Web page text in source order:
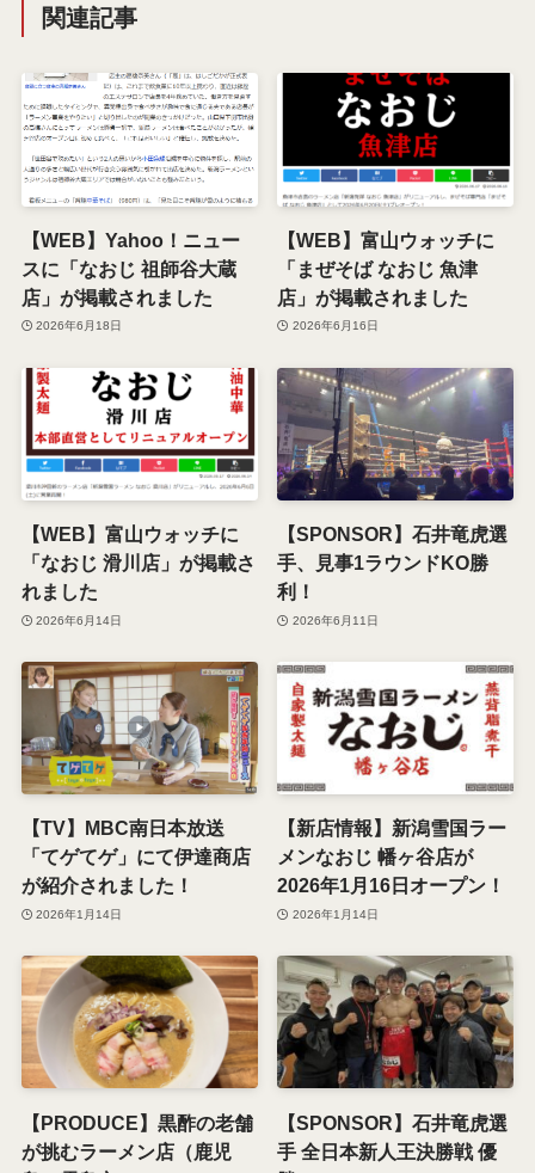
関連記事
【WEB】Yahoo！ニュー
スに「なおじ 祖師谷大蔵
店」が掲載されました
2026年6月18日
【WEB】富山ウォッチに
「まぜそば なおじ 魚津
店」が掲載されました
2026年6月16日
【WEB】富山ウォッチに
「なおじ 滑川店」が掲載さ
れました
2026年6月14日
【SPONSOR】石井竜虎選
手、見事1ラウンドKO勝
利！
2026年6月11日
【TV】MBC南日本放送
「てゲてゲ」にて伊達商店
が紹介されました！
2026年1月14日
【新店情報】新潟雪国ラー
メンなおじ 幡ヶ谷店が
2026年1月16日オープン！
2026年1月14日
【PRODUCE】黒酢の老舗
が挑むラーメン店（鹿児
【SPONSOR】石井竜虎選
手 全日本新人王決勝戦 優